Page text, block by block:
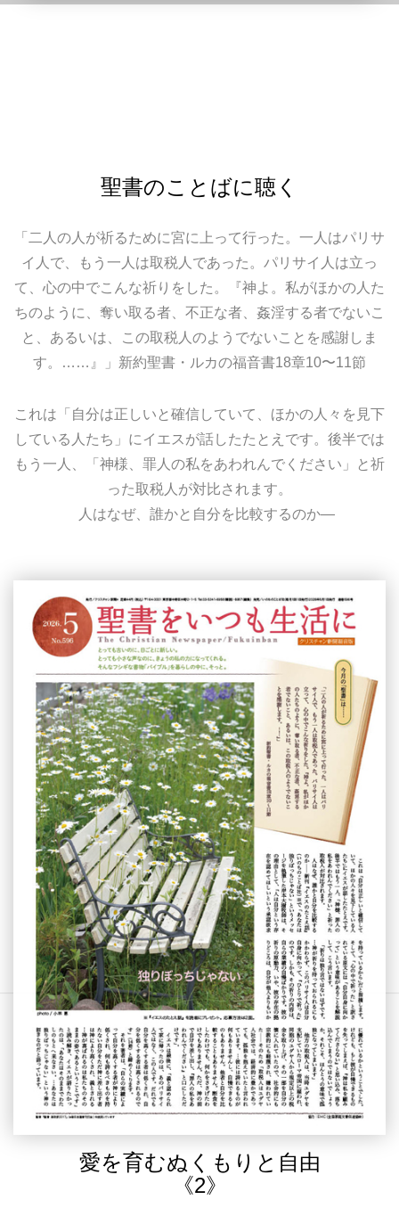
聖書のことばに聴く
「二人の人が祈るために宮に上って行った。一人はパリサ
イ人で、もう一人は取税人であった。パリサイ人は立っ
て、心の中でこんな祈りをした。『神よ。私がほかの人た
ちのように、奪い取る者、不正な者、姦淫する者でないこ
と、あるいは、この取税人のようでないことを感謝しま
す。……』」新約聖書・ルカの福音書18章10〜11節
これは「自分は正しいと確信していて、ほかの人々を見下
している人たち」にイエスが話したたとえです。後半では
もう一人、「神様、罪人の私をあわれんでください」と祈
った取税人が対比されます。
人はなぜ、誰かと自分を比較するのか―
愛を育むぬくもりと自由
《2》